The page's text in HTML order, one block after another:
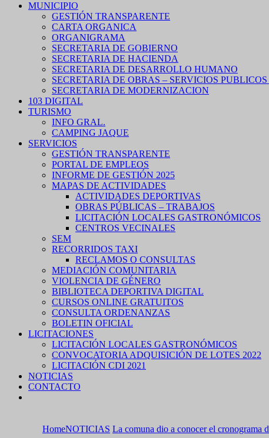
MUNICIPIO
GESTIÓN TRANSPARENTE
CARTA ORGANICA
ORGANIGRAMA
SECRETARIA DE GOBIERNO
SECRETARIA DE HACIENDA
SECRETARIA DE DESARROLLO HUMANO
SECRETARIA DE OBRAS – SERVICIOS
SECRETARIA DE MODERNIZACION
103 DIGITAL
TURISMO
INFO GRAL.
CAMPING JAQUE
SERVICIOS
GESTIÓN TRANSPARENTE
PORTAL DE EMPLEOS
INFORME DE GESTIÓN 2025
MAPAS DE ACTIVIDADES
ACTIVIDADES DEPORTIVAS
OBRAS PÚBLICAS – TRABAJOS
LICITACIÓN LOCALES GASTRONÓMICOS
CENTROS VECINALES
SEM
RECORRIDOS TAXI
RECLAMOS O CONSULTAS
MEDIACIÓN COMUNITARIA
VIOLENCIA DE GÉNERO
BIBLIOTECA DEPORTIVA DIGITAL
CURSOS ONLINE GRATUITOS
CONSULTA ORDENANZAS
BOLETIN OFICIAL
LICITACIONES
LICITACIÓN LOCALES GASTRONÓMICOS
CONVOCATORIA ADQUISICIÓN DE LOTES 2022
LICITACIÓN CDI 2021
NOTICIAS
CONTACTO
HomeNOTICIAS La comuna dio a conocer el cronograma